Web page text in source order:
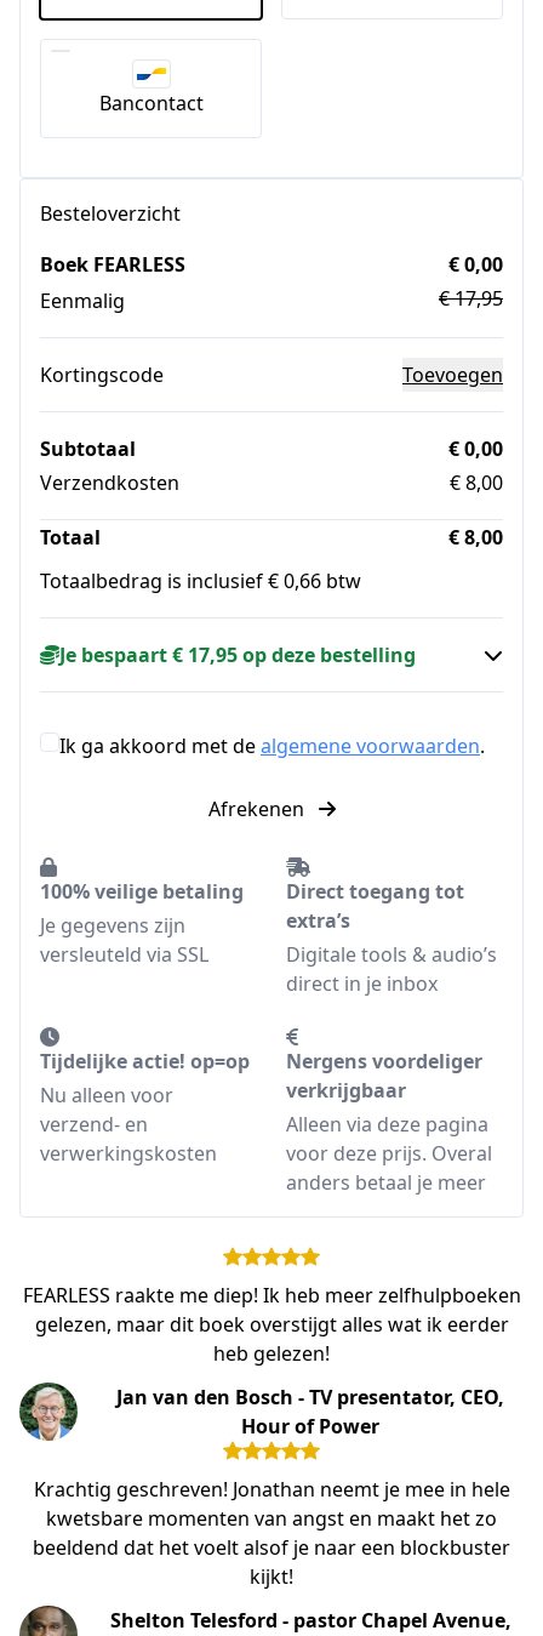
Bancontact
Besteloverzicht
Boek FEARLESS
Eenmalig
€ 0,00
€ 17,95
Kortingscode Toevoegen
Subtotaal
€ 0,00
Verzendkosten
€ 8,00
Totaal
€ 8,00
Totaalbedrag is inclusief € 0,66 btw
Je bespaart € 17,95 op deze bestelling
Ik ga akkoord met dealgemene voorwaarden.
Afrekenen
100% veilige betaling
Je gegevens zijn
versleuteld via SSL
Direct toegang tot
extra’s
Digitale tools & audio’s
direct in je inbox
Tijdelijke actie! op=op
Nu alleen voor
verzend- en
verwerkingskosten
Nergens voordeliger
verkrijgbaar
Alleen via deze pagina
voor deze prijs. Overal
anders betaal je meer
FEARLESS raakte me diep! Ik heb meer zelfhulpboeken
gelezen, maar dit boek overstijgt alles wat ik eerder
heb gelezen!
Jan van den Bosch - TV presentator, CEO,
Hour of Power
Krachtig geschreven! Jonathan neemt je mee in hele
kwetsbare momenten van angst en maakt het zo
beeldend dat het voelt alsof je naar een blockbuster
kijkt!
Shelton Telesford - pastor Chapel Avenue,